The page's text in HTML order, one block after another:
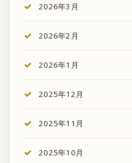
2026年3月
2026年2月
2026年1月
2025年12月
2025年11月
2025年10月